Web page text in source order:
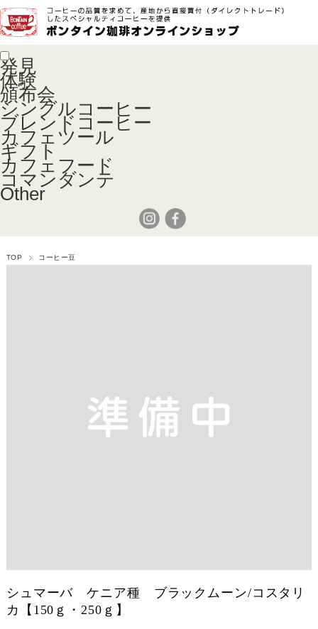
発見
体験
頒布会
シングルコーヒー
ブレンドコーヒー
カフェツール
ギフト
カフェフード
コマンダンテ
Other
TOP コーヒー豆
シュマーバ ケニア種 ブラックムーン/コスタリ
カ【150ｇ・250ｇ】